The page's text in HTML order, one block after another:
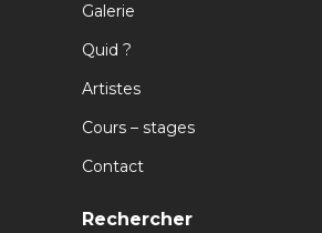
Galerie
Quid ?
Artistes
Cours – stages
Contact
Rechercher